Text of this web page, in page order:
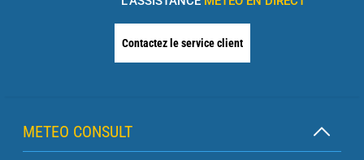
Contactez le service client
METEO CONSULT